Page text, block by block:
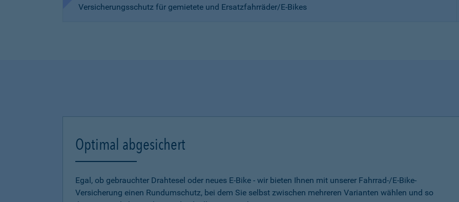
Versicherungsschutz für gemietete und Ersatzfahrräder/E-Bikes
Optimal abgesichert
Egal, ob gebrauchter Drahtesel oder neues E-Bike - wir bieten Ihnen mit unserer Fahrrad-/E-Bike-
Versicherung einen Rundumschutz, bei dem Sie selbst zwischen mehreren Varianten wählen und so